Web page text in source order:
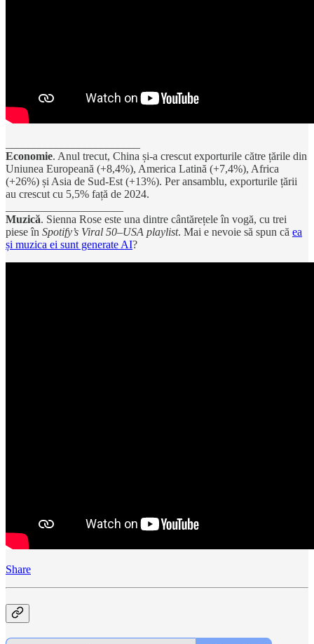
Economie. Anul trecut, China și-a crescut exporturile către țările din
Uniunea Europeană (+8,4%), America Latină (+7,4%), Africa
(+26%) și Asia de Sud-Est (+13%). Per ansamblu, exporturile țării
au crescut cu 5,5% față de 2024.
Muzică. Sienna Rose este una dintre cântărețele în vogă, cu trei
piese în Spotify’s Viral 50–USA playlist. Mai e nevoie să spun că ea
și muzica ei sunt generate AI?
Share